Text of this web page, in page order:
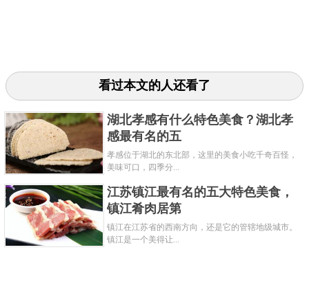
看过本文的人还看了
湖北孝感有什么特色美食？湖北孝
感最有名的五
孝感位于湖北的东北部，这里的美食小吃千奇百怪，
美味可口，四季分...
江苏镇江最有名的五大特色美食，
镇江肴肉居第
镇江在江苏省的西南方向，还是它的管辖地级城市。
镇江是一个美得让...